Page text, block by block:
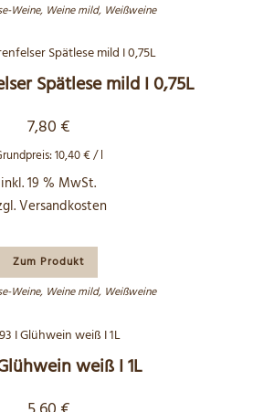
Weine, Weine mild, Weißweine
Spätlese mild I 0,75L
7,80 €
10,40€/l
inkl. 19 % MwSt.
Versandkosten
Zum Produkt
Weine, Weine mild, Weißweine
weiß I 1L